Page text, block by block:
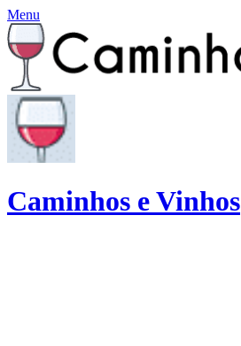
Menu
Caminhos e Vinhos